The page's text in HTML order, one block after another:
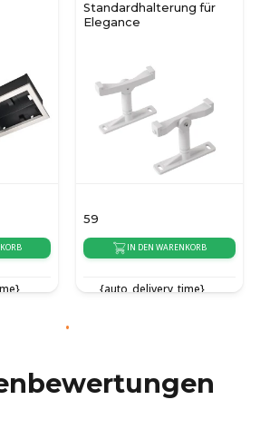
Standardhalterung für
Elegance
59
IN DEN WARENKORB
{auto_delivery_time}